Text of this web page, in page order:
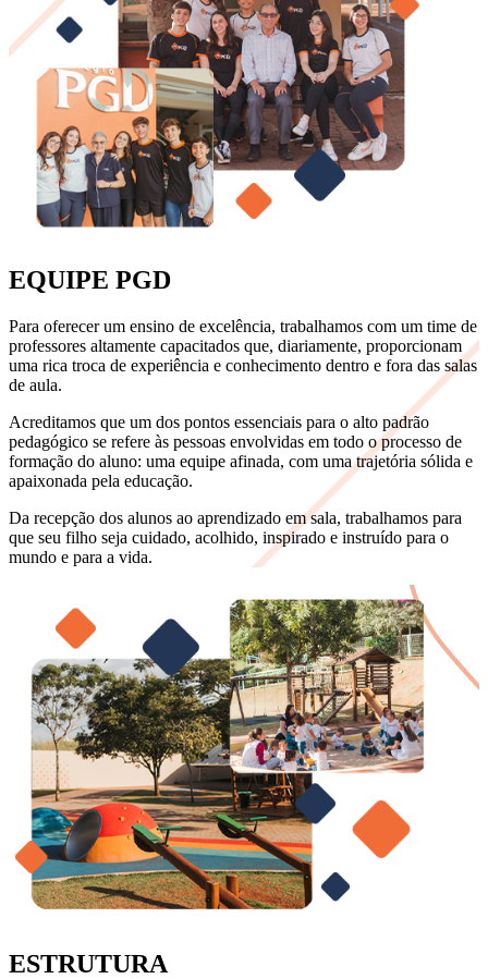
EQUIPE PGD
Para oferecer um ensino de excelência, trabalhamos com um time de
professores altamente capacitados que, diariamente, proporcionam
uma rica troca de experiência e conhecimento dentro e fora das salas
de aula.
Acreditamos que um dos pontos essenciais para o alto padrão
pedagógico se refere às pessoas envolvidas em todo o processo de
formação do aluno: uma equipe afinada, com uma trajetória sólida e
apaixonada pela educação.
Da recepção dos alunos ao aprendizado em sala, trabalhamos para
que seu filho seja cuidado, acolhido, inspirado e instruído para o
mundo e para a vida.
ESTRUTURA